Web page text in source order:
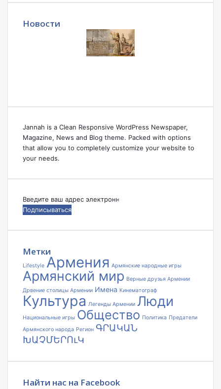
Новости
Jannah is a Clean Responsive WordPress Newspaper,
Magazine, News and Blog theme. Packed with options
that allow you to completely customize your website to
your needs.
Введите
ваш
электронной
Метки
Lifestyle Армения Армянские народные игры
Армянский мир Верные друзья Армении
Дрвение столицы Армении Имена Кинематограф
Культура Легенды Армении Люди
Национальные игры Общество Политика Предатели
Армянского народа Регион ԳՐԱԿԱՆ
ԽԱՉՄԵՐՈւԿ
Найти нас на Facebook